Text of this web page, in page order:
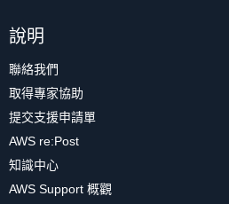
說明
聯絡我們
取得專家協助
提交支援申請單
AWS re:Post
知識中心
AWS Support 概觀